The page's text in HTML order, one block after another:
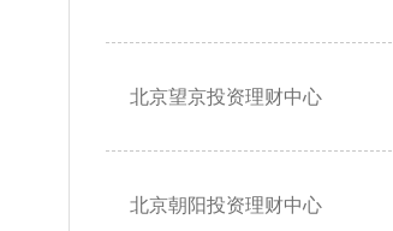
北京望京投资理财中心
北京朝阳投资理财中心